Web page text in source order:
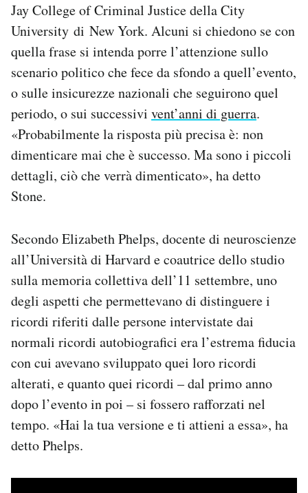
Jay College of Criminal Justice della City
University di New York. Alcuni si chiedono se con
quella frase si intenda porre l’attenzione sullo
scenario politico che fece da sfondo a quell’evento,
o sulle insicurezze nazionali che seguirono quel
periodo, o sui successivi vent’anni di guerra.
«Probabilmente la risposta più precisa è: non
dimenticare mai che è successo. Ma sono i piccoli
dettagli, ciò che verrà dimenticato», ha detto
Stone.
Secondo Elizabeth Phelps, docente di neuroscienze
all’Università di Harvard e coautrice dello studio
sulla memoria collettiva dell’11 settembre, uno
degli aspetti che permettevano di distinguere i
ricordi riferiti dalle persone intervistate dai
normali ricordi autobiografici era l’estrema fiducia
con cui avevano sviluppato quei loro ricordi
alterati, e quanto quei ricordi – dal primo anno
dopo l’evento in poi – si fossero rafforzati nel
tempo. «Hai la tua versione e ti attieni a essa», ha
detto Phelps.